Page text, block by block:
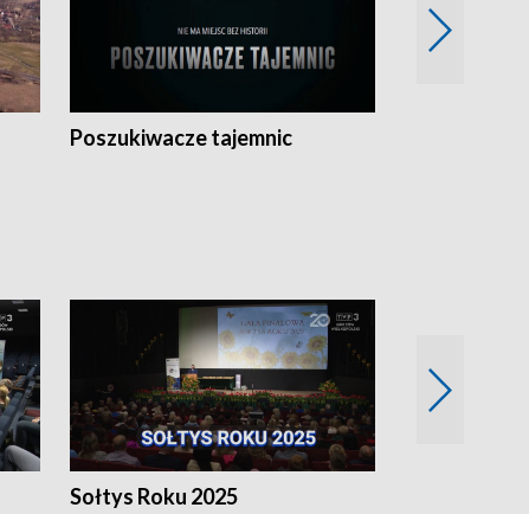
Poszukiwacze tajemnic
Sołtys Roku 2025